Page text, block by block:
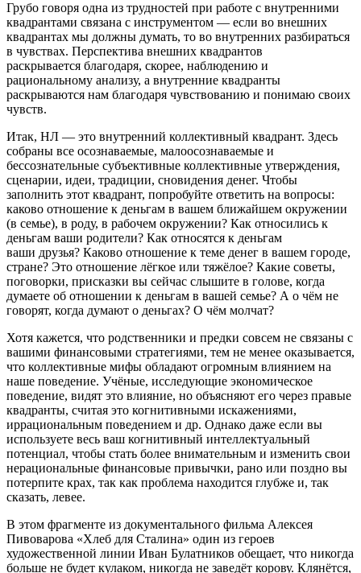
Грубо говоря одна из трудностей при работе с внутренними
квадрантами связана с инструментом — если во внешних
квадрантах мы должны думать, то во внутренних разбираться
в чувствах. Перспектива внешних квадрантов
раскрывается благодаря, скорее, наблюдению и
рациональному анализу, а внутренние квадранты
раскрываются нам благодаря чувствованию и понимаю своих
чувств.
Итак, НЛ — это внутренний коллективный квадрант. Здесь
собраны все осознаваемые, малоосознаваемые и
бессознательные субъективные коллективные утверждения,
сценарии, идеи, традиции, сновидения денег. Чтобы
заполнить этот квадрант, попробуйте ответить на вопросы:
каково отношение к деньгам в вашем ближайшем окружении
(в семье), в роду, в рабочем окружении? Как относились к
деньгам ваши родители? Как относятся к деньгам
ваши друзья? Каково отношение к теме денег в вашем городе,
стране? Это отношение лёгкое или тяжёлое? Какие советы,
поговорки, присказки вы сейчас слышите в голове, когда
думаете об отношении к деньгам в вашей семье? А о чём не
говорят, когда думают о деньгах? О чём молчат?
Хотя кажется, что родственники и предки совсем не связаны с
вашими финансовыми стратегиями, тем не менее оказывается,
что коллективные мифы обладают огромным влиянием на
наше поведение. Учёные, исследующие экономическое
поведение, видят это влияние, но объясняют его через правые
квадранты, считая это когнитивными искажениями,
иррациональным поведением и др. Однако даже если вы
используете весь ваш когнитивный интеллектуальный
потенциал, чтобы стать более внимательным и изменить свои
нерациональные финансовые привычки, рано или поздно вы
потерпите крах, так как проблема находится глубже и, так
сказать, левее.
В этом фрагменте из документального фильма Алексея
Пивоварова «Хлеб для Сталина» один из героев
художественной линии Иван Булатников обещает, что никогда
больше не будет кулаком, никогда не заведёт корову. Клянётся,